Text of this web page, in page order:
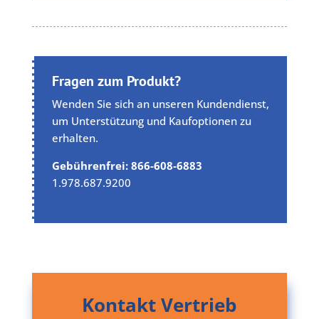
Fragen zum Produkt?
Wenden Sie sich an unseren Kundendienst,
um Unterstützung und Kaufoptionen zu
erhalten.
Gebührenfrei: 866-608-6883
1.978.687.9200
Kontakt Vertrieb